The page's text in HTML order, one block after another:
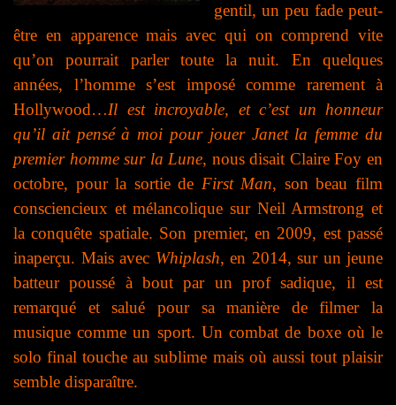
gentil, un peu fade peut-
être en apparence mais avec qui on comprend vite
qu’on pourrait parler toute la nuit. En quelques
années, l’homme s’est imposé comme rarement à
Hollywood…Il est incroyable, et c’est un honneur
qu’il ait pensé à moi pour jouer Janet la femme du
premier homme sur la Lune, nous disait Claire Foy en
octobre, pour la sortie de First Man, son beau film
consciencieux et mélancolique sur Neil Armstrong et
la conquête spatiale. Son premier, en 2009, est passé
inaperçu. Mais avec Whiplash, en 2014, sur un jeune
batteur poussé à bout par un prof sadique, il est
remarqué et salué pour sa manière de filmer la
musique comme un sport. Un combat de boxe où le
solo final touche au sublime mais où aussi tout plaisir
semble disparaître.